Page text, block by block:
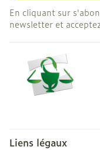
En cliquant sur
newsletter et
Liens légaux